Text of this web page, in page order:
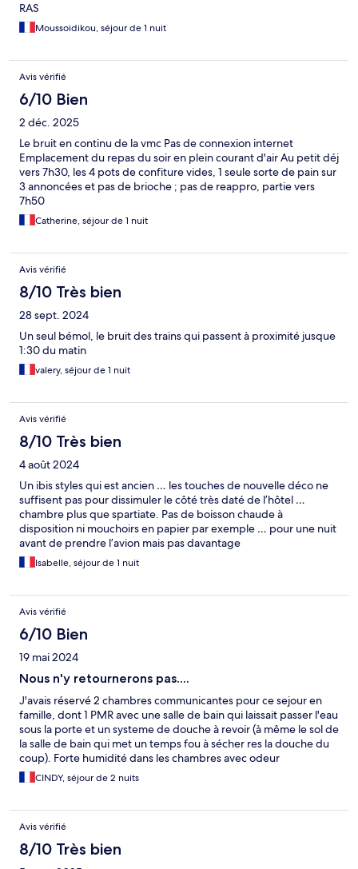
RAS
Moussoidikou, séjour de 1 nuit
Avis vérifié
6/10 Bien
2 déc. 2025
Le bruit en continu de la vmc Pas de connexion internet
Emplacement du repas du soir en plein courant d'air Au petit déj
vers 7h30, les 4 pots de confiture vides, 1 seule sorte de pain sur
3 annoncées et pas de brioche ; pas de reappro, partie vers
7h50
Catherine, séjour de 1 nuit
Avis vérifié
8/10 Très bien
28 sept. 2024
Un seul bémol, le bruit des trains qui passent à proximité jusque
1:30 du matin
valery, séjour de 1 nuit
Avis vérifié
8/10 Très bien
4 août 2024
Un ibis styles qui est ancien … les touches de nouvelle déco ne
suffisent pas pour dissimuler le côté très daté de l’hôtel …
chambre plus que spartiate. Pas de boisson chaude à
disposition ni mouchoirs en papier par exemple … pour une nuit
avant de prendre l’avion mais pas davantage
Isabelle, séjour de 1 nuit
Avis vérifié
6/10 Bien
19 mai 2024
Nous n'y retournerons pas....
J'avais réservé 2 chambres communicantes pour ce sejour en
famille, dont 1 PMR avec une salle de bain qui laissait passer l'eau
sous la porte et un systeme de douche à revoir (à même le sol de
la salle de bain qui met un temps fou à sécher res la douche du
coup). Forte humidité dans les chambres avec odeur
désagréable. Et que dire de l'isolation... ben qu'on se demande
comment elle a été faite. Il faut dire que les groupes de
cru qu'ils etaient seuls. Bruit à leur arrivée tard dans la nuit et au
reveil, à 5h du matin ! Ce qui sauve la note c'est lemplacement
de cet hotel, situé à 3 minutes d'une station RER et surtout le
personnel agreable, en particulier Maria qui nous a servi le petit
CINDY, séjour de 2 nuits
Avis vérifié
8/10 Très bien